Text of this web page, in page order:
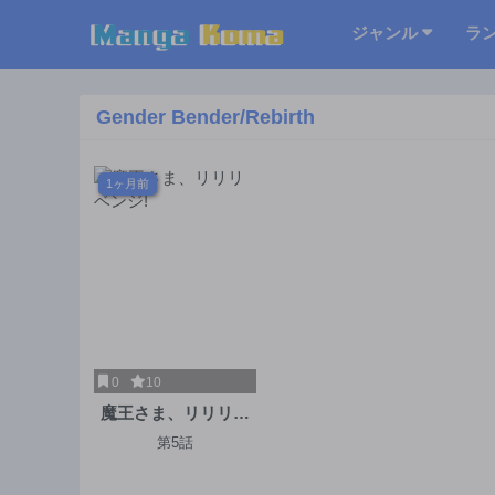
ジャンル ラ
Gender Bender/Rebirth
1ヶ月前
0 10
魔王さま、リリリベ
ンジ!
第5話